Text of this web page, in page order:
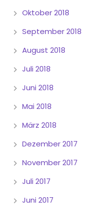
Oktober 2018
September 2018
August 2018
Juli 2018
Juni 2018
Mai 2018
März 2018
Dezember 2017
November 2017
Juli 2017
Juni 2017